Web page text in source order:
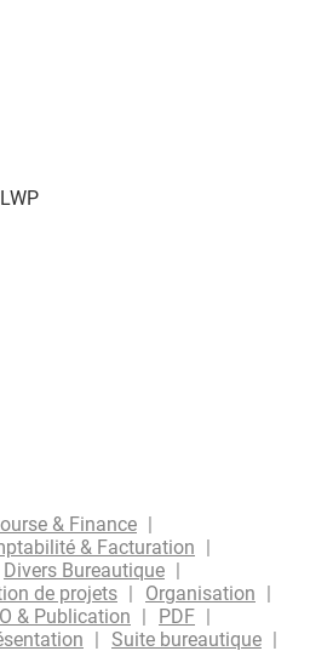
& Finance
& Facturation
Divers Bureautique
de projets
Organisation
& Publication
PDF
Suite bureautique